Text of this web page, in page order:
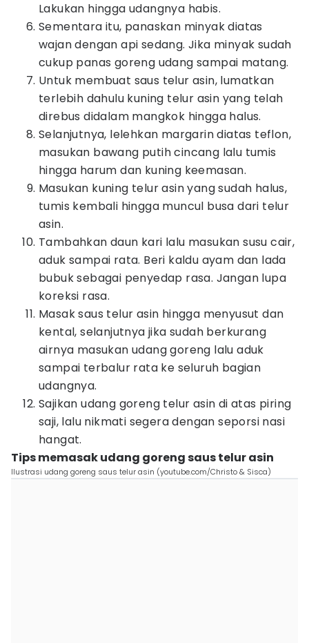
Lakukan hingga udangnya habis.
Sementara itu, panaskan minyak diatas
wajan dengan api sedang. Jika minyak sudah
cukup panas goreng udang sampai matang.
Untuk membuat saus telur asin, lumatkan
terlebih dahulu kuning telur asin yang telah
direbus didalam mangkok hingga halus.
Selanjutnya, lelehkan margarin diatas teflon,
masukan bawang putih cincang lalu tumis
hingga harum dan kuning keemasan.
Masukan kuning telur asin yang sudah halus,
tumis kembali hingga muncul busa dari telur
asin.
Tambahkan daun kari lalu masukan susu cair,
aduk sampai rata. Beri kaldu ayam dan lada
bubuk sebagai penyedap rasa. Jangan lupa
koreksi rasa.
Masak saus telur asin hingga menyusut dan
kental, selanjutnya jika sudah berkurang
airnya masukan udang goreng lalu aduk
sampai terbalur rata ke seluruh bagian
udangnya.
Sajikan udang goreng telur asin di atas piring
saji, lalu nikmati segera dengan seporsi nasi
hangat.
Tips memasak udang goreng saus telur asin
Ilustrasi udang goreng saus telur asin (youtube.com/Christo & Sisca)